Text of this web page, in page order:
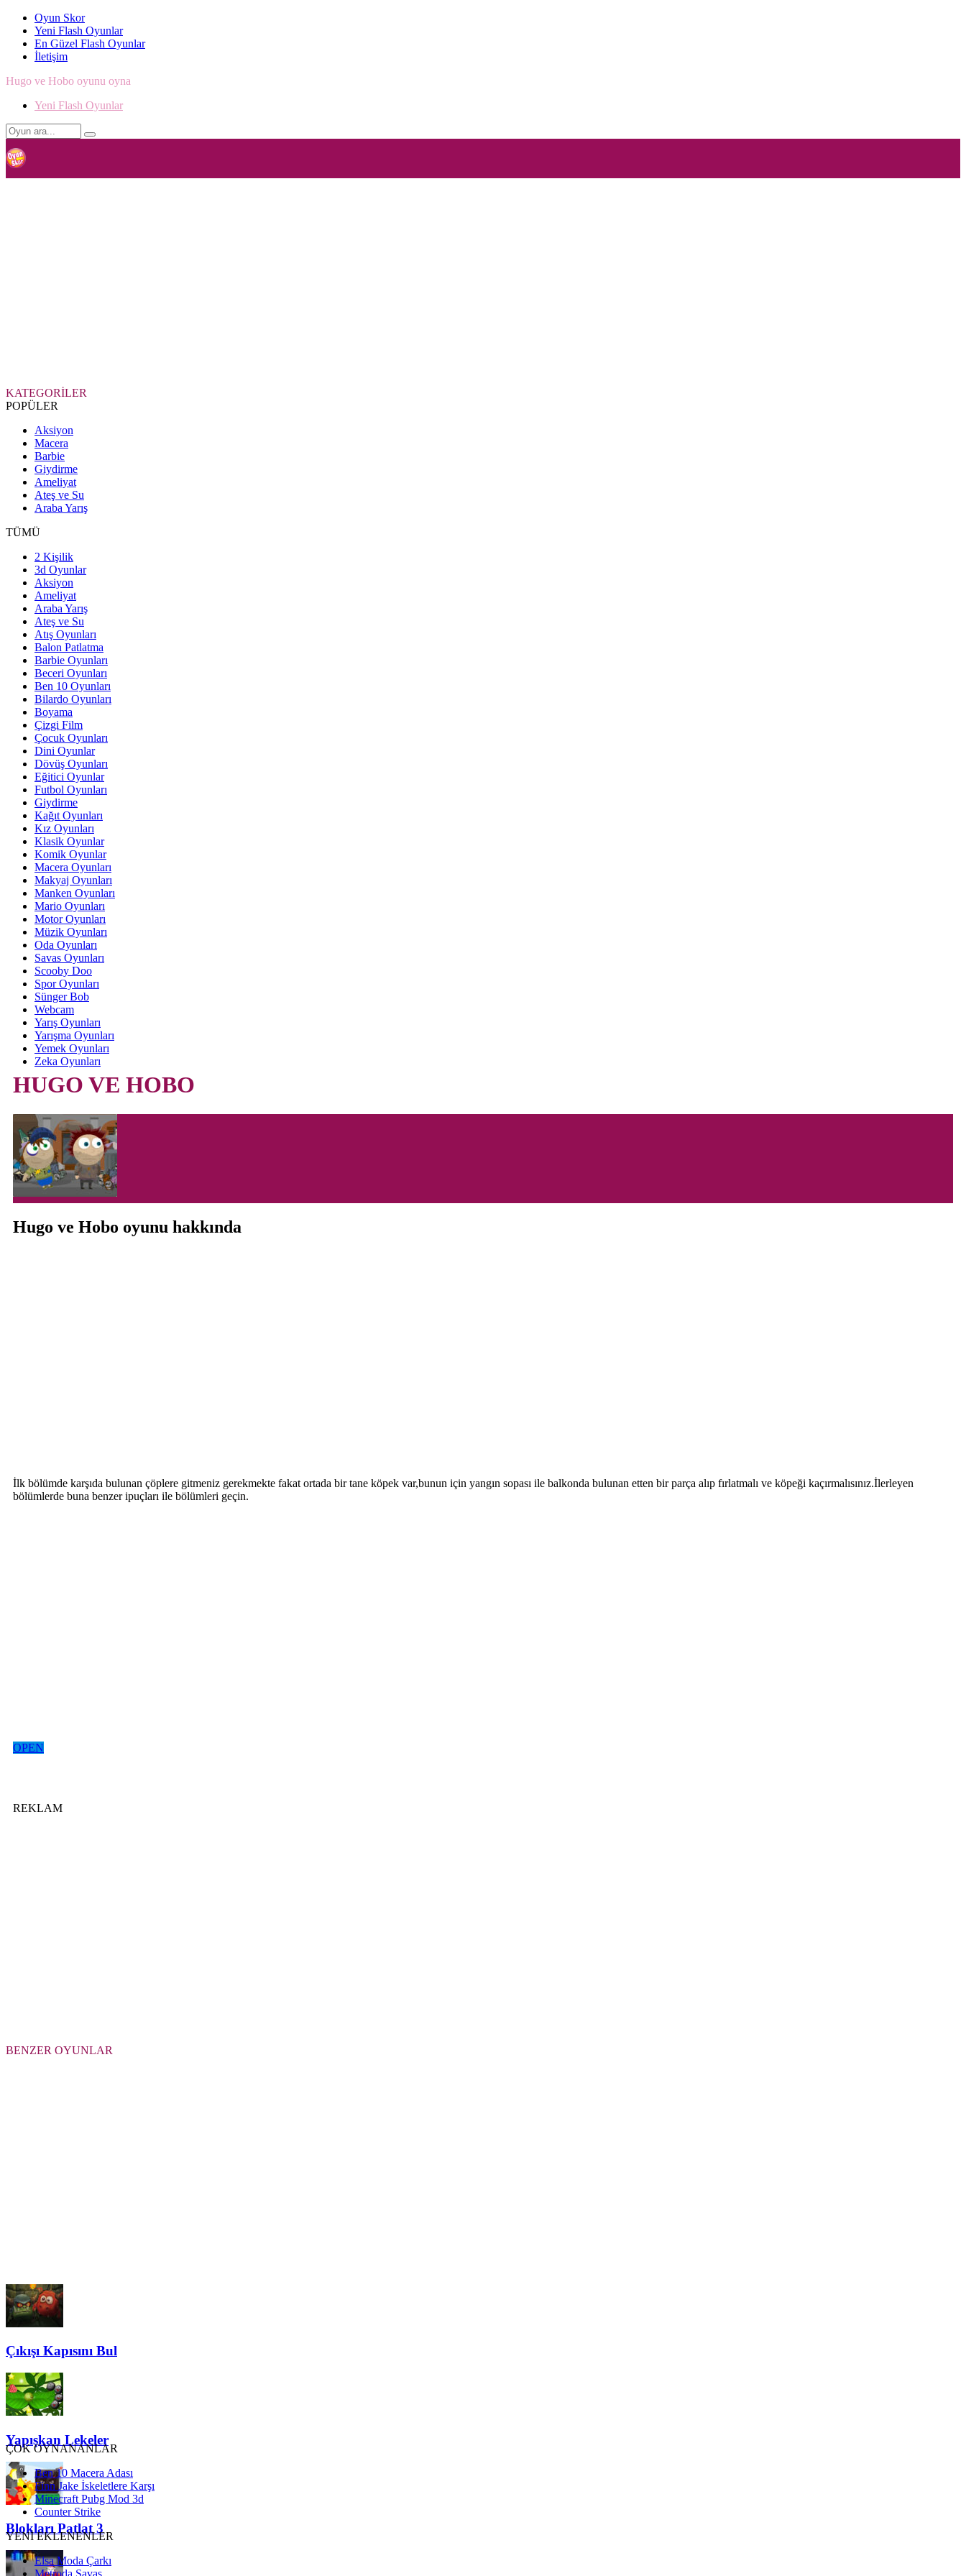
Oyun Skor
Yeni Flash Oyunlar
En Güzel Flash Oyunlar
İletişim
Hugo ve Hobo oyunu oyna
Yeni Flash Oyunlar
KATEGORİLER
POPÜLER
Aksiyon
Macera
Barbie
Giydirme
Ameliyat
Ateş ve Su
Araba Yarış
TÜMÜ
2 Kişilik
3d Oyunlar
Aksiyon
Ameliyat
Araba Yarış
Ateş ve Su
Atış Oyunları
Balon Patlatma
Barbie Oyunları
Beceri Oyunları
Ben 10 Oyunları
Bilardo Oyunları
Boyama
Çizgi Film
Çocuk Oyunları
Dini Oyunlar
Dövüş Oyunları
Eğitici Oyunlar
Futbol Oyunları
Giydirme
Kağıt Oyunları
Kız Oyunları
Klasik Oyunlar
Komik Oyunlar
Macera Oyunları
Makyaj Oyunları
Manken Oyunları
Mario Oyunları
Motor Oyunları
Müzik Oyunları
Oda Oyunları
Savas Oyunları
Scooby Doo
Spor Oyunları
Sünger Bob
Webcam
Yarış Oyunları
Yarışma Oyunları
Yemek Oyunları
Zeka Oyunları
HUGO VE HOBO
Hugo ve Hobo oyunu hakkında
İlk bölümde karşıda bulunan çöplere gitmeniz gerekmekte fakat ortada bir tane köpek var,bunun için yangın sopası ile balkonda bulunan etten bir parça alıp fırlatmalı ve köpeği kaçırmalısınız.İlerleyen
bölümlerde buna benzer ipuçları ile bölümleri geçin.
OPEN
REKLAM
BENZER OYUNLAR
Çıkışı Kapısını Bul
Yapışkan Lekeler
Blokları Patlat 3
ÇOK OYNANANLAR
Ben 10 Macera Adası
Finn Jake İskeletlere Karşı
Minecraft Pubg Mod 3d
Counter Strike
YENİ EKLENENLER
Elsa Moda Çarkı
Metroda Savaş